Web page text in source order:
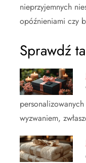
nieprzyjemnych
opóźnieniami czy
Sprawdź
wyzwaniem,